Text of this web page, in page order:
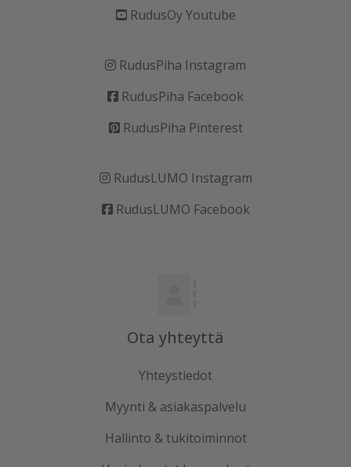
RudusOy Youtube
RudusPiha Instagram
RudusPiha Facebook
RudusPiha Pinterest
RudusLUMO Instagram
RudusLUMO Facebook
Ota yhteyttä
Yhteystiedot
Myynti & asiakaspalvelu
Hallinto & tukitoiminnot